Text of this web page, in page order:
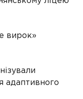
вирок»
адаптивного